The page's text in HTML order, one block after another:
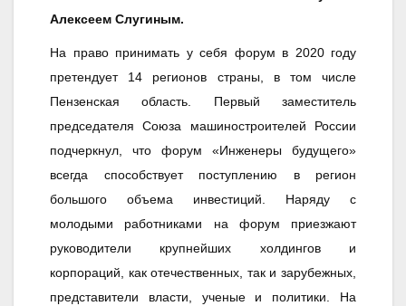
Алексеем Слугиным.
На право принимать у себя форум в 2020 году
претендует 14 регионов страны, в том числе
Пензенская область. Первый заместитель
председателя Союза машиностроителей России
подчеркнул, что форум «Инженеры будущего»
всегда способствует поступлению в регион
большого объема инвестиций. Наряду с
молодыми работниками на форум приезжают
руководители крупнейших холдингов и
корпораций, как отечественных, так и зарубежных,
представители власти, ученые и политики. На